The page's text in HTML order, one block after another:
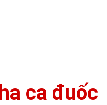
ca đuốc